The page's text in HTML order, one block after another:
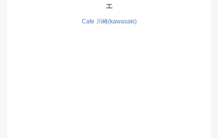
ェ
Cafe 川崎(kawasaki)